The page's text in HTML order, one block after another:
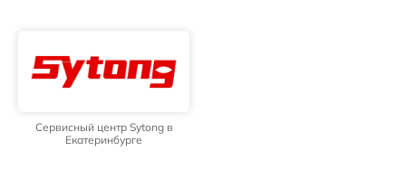
Сервисный центр Sytong в
Екатеринбурге